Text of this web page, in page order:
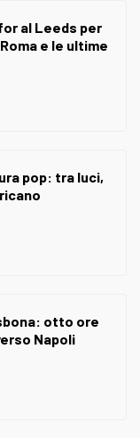
al Leeds per
e le ultime
pop: tra luci,
otto ore
Napoli